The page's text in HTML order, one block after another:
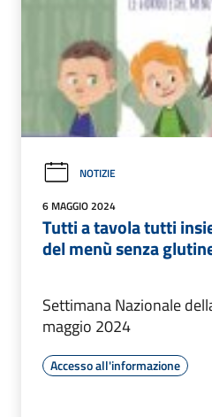
NOTIZIE
6 MAGGIO 2024
Tutti a tavola tutti
del menù senza
Settimana Nazionale
maggio 2024
Accesso all'informazione